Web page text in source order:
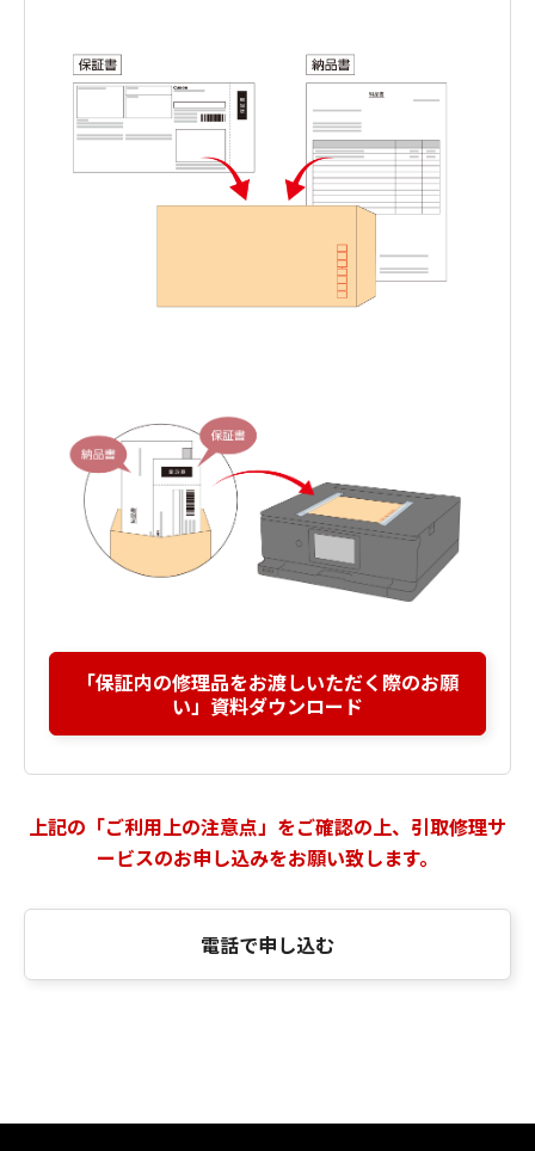
「保証内の修理品をお渡しいただく際のお願
い」資料ダウンロード
上記の「ご利用上の注意点」をご確認の上、引取修理サ
ービスのお申し込みをお願い致します。
電話で申し込む